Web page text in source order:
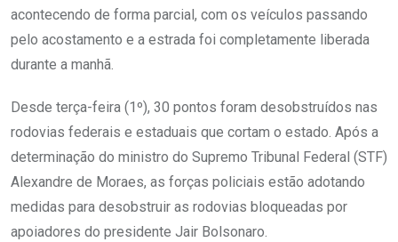
acontecendo de forma parcial, com os veículos passando
pelo acostamento e a estrada foi completamente liberada
durante a manhã.
Desde terça-feira (1º), 30 pontos foram desobstruídos nas
rodovias federais e estaduais que cortam o estado. Após a
determinação do ministro do Supremo Tribunal Federal (STF)
Alexandre de Moraes, as forças policiais estão adotando
medidas para desobstruir as rodovias bloqueadas por
apoiadores do presidente Jair Bolsonaro.